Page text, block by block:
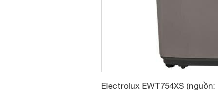
Electrolux EWT754XS